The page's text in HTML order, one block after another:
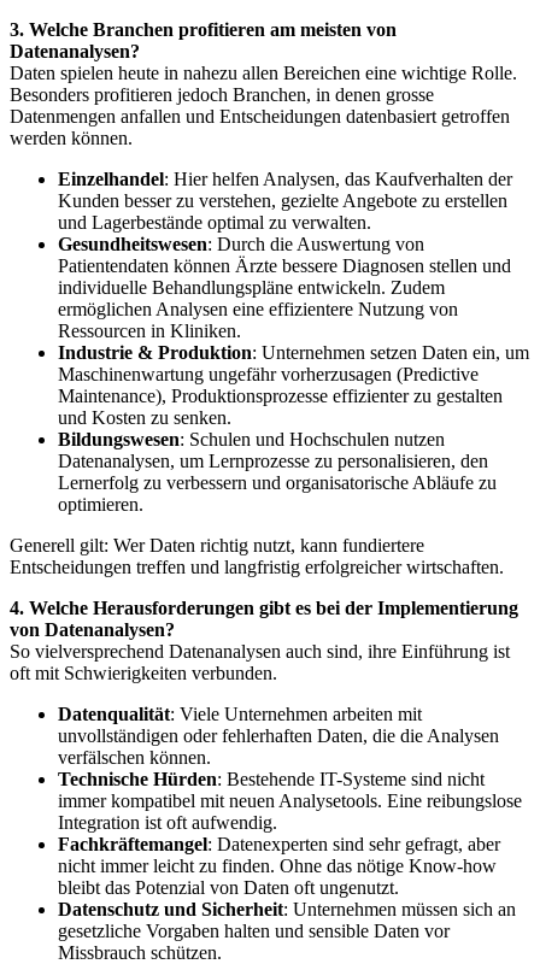
3. Welche Branchen profitieren am meisten von
Datenanalysen?
Daten spielen heute in nahezu allen Bereichen eine wichtige Rolle.
Besonders profitieren jedoch Branchen, in denen grosse
Datenmengen anfallen und Entscheidungen datenbasiert getroffen
werden können.
Einzelhandel: Hier helfen Analysen, das Kaufverhalten der
Kunden besser zu verstehen, gezielte Angebote zu erstellen
und Lagerbestände optimal zu verwalten.
Gesundheitswesen: Durch die Auswertung von
Patientendaten können Ärzte bessere Diagnosen stellen und
individuelle Behandlungspläne entwickeln. Zudem
ermöglichen Analysen eine effizientere Nutzung von
Ressourcen in Kliniken.
Industrie & Produktion: Unternehmen setzen Daten ein, um
Maschinenwartung ungefähr vorherzusagen (Predictive
Maintenance), Produktionsprozesse effizienter zu gestalten
und Kosten zu senken.
Bildungswesen: Schulen und Hochschulen nutzen
Datenanalysen, um Lernprozesse zu personalisieren, den
Lernerfolg zu verbessern und organisatorische Abläufe zu
optimieren.
Generell gilt: Wer Daten richtig nutzt, kann fundiertere
Entscheidungen treffen und langfristig erfolgreicher wirtschaften.
4. Welche Herausforderungen gibt es bei der Implementierung
von Datenanalysen?
So vielversprechend Datenanalysen auch sind, ihre Einführung ist
oft mit Schwierigkeiten verbunden.
Datenqualität: Viele Unternehmen arbeiten mit
unvollständigen oder fehlerhaften Daten, die die Analysen
verfälschen können.
Technische Hürden: Bestehende IT-Systeme sind nicht
immer kompatibel mit neuen Analysetools. Eine reibungslose
Integration ist oft aufwendig.
Fachkräftemangel: Datenexperten sind sehr gefragt, aber
nicht immer leicht zu finden. Ohne das nötige Know-how
bleibt das Potenzial von Daten oft ungenutzt.
Datenschutz und Sicherheit: Unternehmen müssen sich an
gesetzliche Vorgaben halten und sensible Daten vor
Missbrauch schützen.